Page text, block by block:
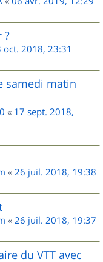
?
oct. 2018, 23:31
samedi matin
« 17 sept. 2018,
« 26 juil. 2018, 19:38
« 26 juil. 2018, 19:37
du VTT avec